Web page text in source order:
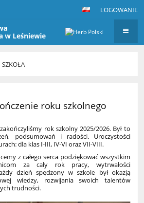
LOGOWANIE
w Leśniewie
SZKOŁA
roku szkolnego
rok szkolny 2025/2026. Był to
podsumowań i radości. Uroczystości
dla klas I-III, IV-VI oraz VII-VIII.
z całego serca podziękować wszystkim
za cały rok pracy, wytrwałości
dzień spędzony w szkole był okazją
wiedzy, rozwijania swoich talentów
trudności.